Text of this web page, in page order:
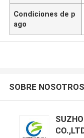
Condiciones de p
ago
SOBRE NOSOTROS